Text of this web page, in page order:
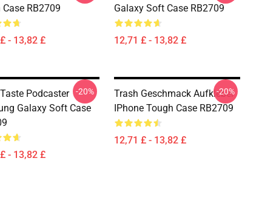
RB2709
- 13,82 £
Galaxy Soft Case RB2709
12,71 £ - 13,82 £
Podcaster
Galaxy Soft Case
- 13,82 £
-20%
Trash Geschmack Aufkleber
IPhone Tough Case RB2709
12,71 £ - 13,82 £
-20%